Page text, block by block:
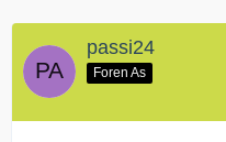
passi24
Foren As